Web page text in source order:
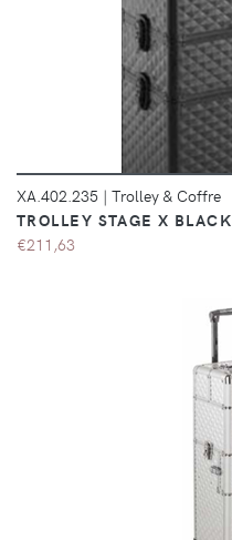
XA.402.235 | Trolley & Coffre
TROLLEY STAGE X BLACK
€211,63